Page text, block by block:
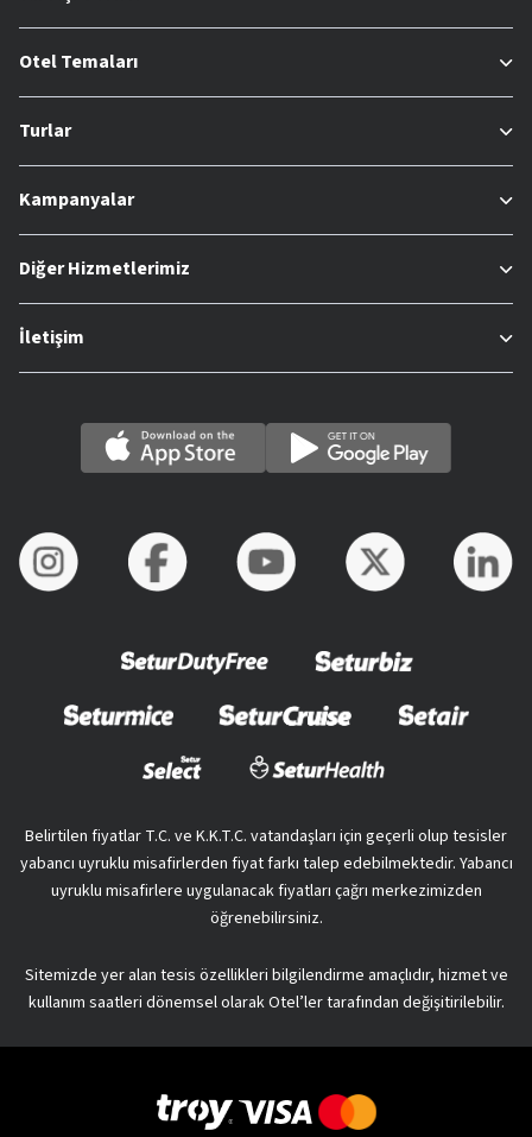
Otel Temaları
Turlar
Kampanyalar
Diğer Hizmetlerimiz
İletişim
Belirtilen fiyatlar T.C. ve K.K.T.C. vatandaşları için geçerli olup tesisler
yabancı uyruklu misafirlerden fiyat farkı talep edebilmektedir. Yabancı
uyruklu misafirlere uygulanacak fiyatları çağrı merkezimizden
öğrenebilirsiniz.
Sitemizde yer alan tesis özellikleri bilgilendirme amaçlıdır, hizmet ve
kullanım saatleri dönemsel olarak Otel’ler tarafından değişitirilebilir.